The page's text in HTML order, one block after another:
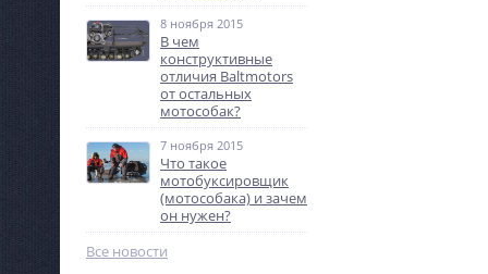
8 ноября 2015
В чем
конструктивные
отличия Baltmotors
от остальных
мотособак?
7 ноября 2015
Что такое
мотобуксировщик
(мотособака) и зачем
он нужен?
Все новости